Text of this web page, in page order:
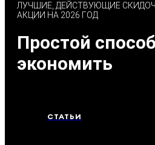
ЛУЧШИЕ, ДЕЙСТВУЮЩИЕ
АКЦИИ НА 2026 ГОД
Простой способ
экономить
СТАТЬИ